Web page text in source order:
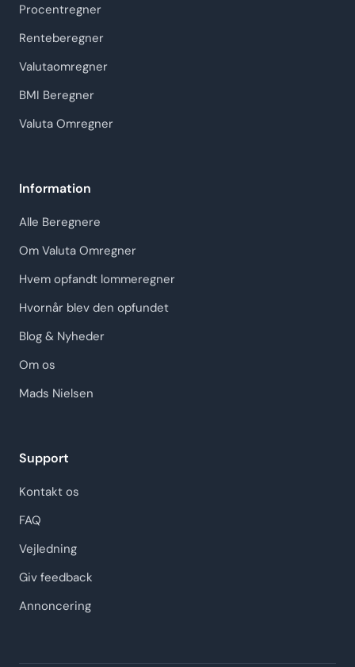
Procentregner
Renteberegner
Valutaomregner
BMI Beregner
Valuta Omregner
Information
Alle Beregnere
Om Valuta Omregner
Hvem opfandt lommeregner
Hvornår blev den opfundet
Blog & Nyheder
Om os
Mads Nielsen
Support
Kontakt os
FAQ
Vejledning
Giv feedback
Annoncering